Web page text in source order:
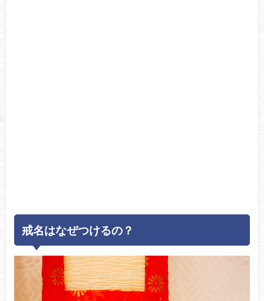
戒名はなぜつけるの？